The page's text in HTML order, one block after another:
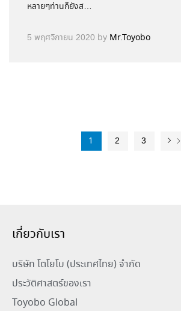
หลายๆท่านก็ยังส…
5 พฤศจิกายน 2020 by Mr.Toyobo
1 2 3
เกี่ยวกับเรา
บริษัท โตโยโบ (ประเทศไทย) จำกัด
ประวัติศาสตร์ของเรา
Toyobo Global